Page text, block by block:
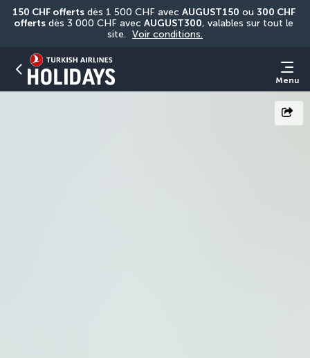
150 CHF offerts dès 1 500 CHF avec AUGUST150 ou 300 CHF
offerts dès 3 000 CHF avec AUGUST300, valables sur tout le
site. Voir conditions.
Menu